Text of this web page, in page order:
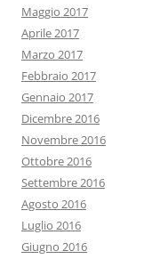
Maggio 2017
Aprile 2017
Marzo 2017
Febbraio 2017
Gennaio 2017
Dicembre 2016
Novembre 2016
Ottobre 2016
Settembre 2016
Agosto 2016
Luglio 2016
Giugno 2016